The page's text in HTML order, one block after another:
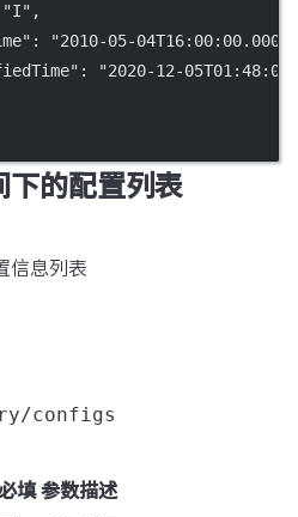
"I" ,
:
"2010-05-
:
"2020-12-
下的配置列表
信息列表
configs
填 参数描述